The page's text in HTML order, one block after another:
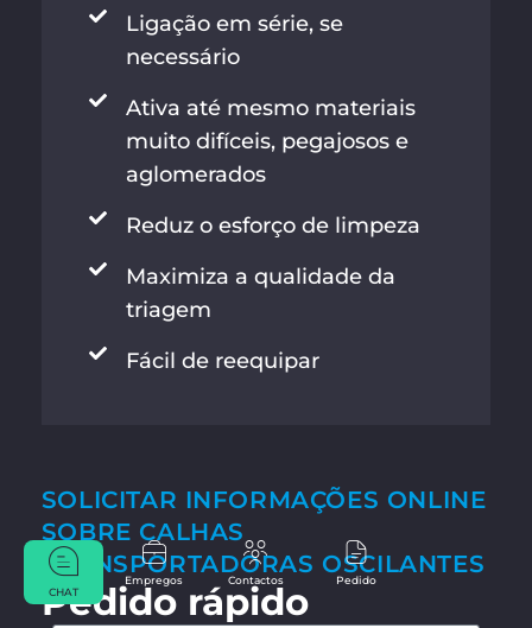
Empregos Contactos
Pedido
CHAT
Ligação em série, se
necessário
Ativa até mesmo materiais
muito difíceis, pegajosos e
aglomerados
Reduz o esforço de limpeza
Maximiza a qualidade da
triagem
Fácil de reequipar
SOLICITAR INFORMAÇÕES ONLINE
SOBRE CALHAS
TRANSPORTADORAS OSCILANTES
Pedido rápido